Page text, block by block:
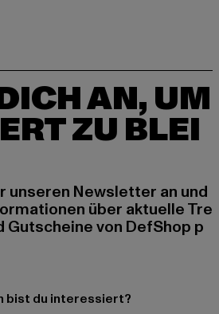
AN, UM
ZU BLEI
unseren Newsletter an und
über aktuelle Tre
Gutscheine von DefShop p
bist du interessiert?